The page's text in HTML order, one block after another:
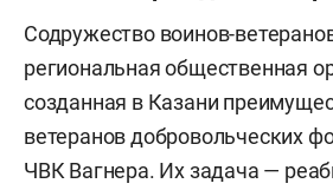
Содружество воинов-
региональная общественная
созданная в Казани
ветеранов добровольческих
ЧВК Вагнера. Их задача —